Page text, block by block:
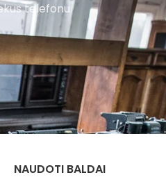
telefonu.
NAUDOTI BALDAI